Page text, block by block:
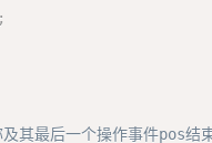
;
其最后一个操作事件pos结